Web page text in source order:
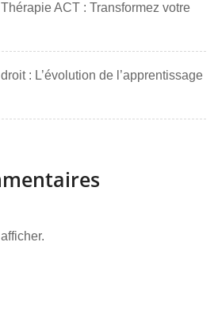
ACT : Transformez votre
: L’évolution de l’apprentissage